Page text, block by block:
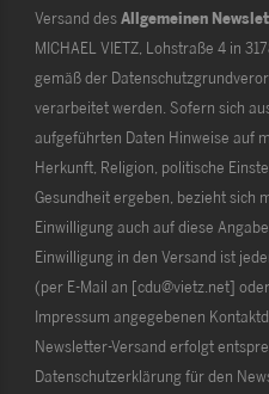
Versand desAllgemeinen
MICHAEL VIETZ, Lohstraße 4 in
gemäß der
verarbeitet werden. Sofern sich
aufgeführten Daten Hinweise auf
Herkunft, Religion, politische
Gesundheit ergeben, bezieht sich
Einwilligung auch auf diese
Einwilligung in den Versand ist
(per E-Mail an [cdu@vietz.net]
Impressum angegebenen
Newsletter-Versand erfolgt
Datenschutzerklärung für den